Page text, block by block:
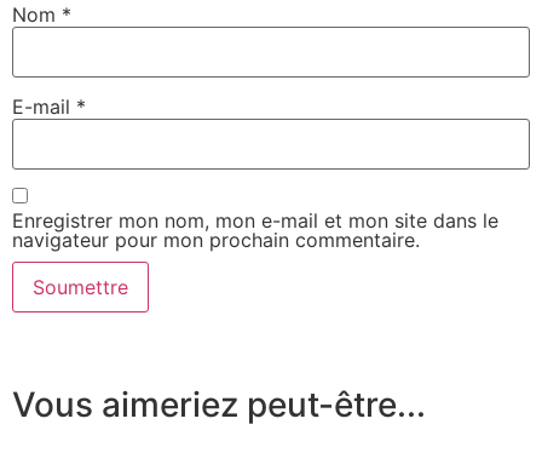
Nom *
E-mail *
Enregistrer mon nom, mon e-mail et mon site dans le
navigateur pour mon prochain commentaire.
Vous aimeriez peut-être...